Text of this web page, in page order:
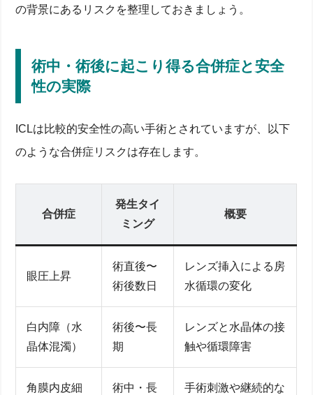
の背景にあるリスクを整理しておきましょう。
術中・術後に起こり得る合併症と安全
性の実際
ICLは比較的安全性の高い手術とされていますが、以下
のような合併症リスクは存在します。
合併症
発生タイ
ミング
概要
眼圧上昇
術直後〜
術後数日
レンズ挿入による房
水循環の変化
白内障（水
晶体混濁）
術後〜長
期
レンズと水晶体の接
触や循環障害
角膜内皮細
術中・長
手術刺激や継続的な